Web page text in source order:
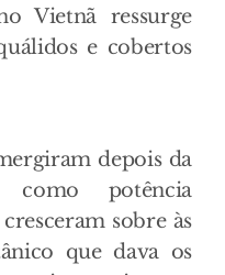
Vietnã ressurge
e cobertos
depois da
potência
sobre às
que dava os